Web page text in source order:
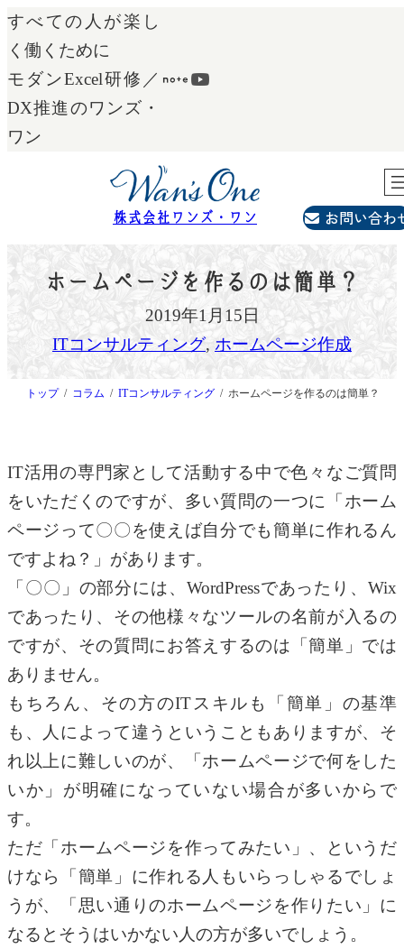
内
容
を
ス
キ
すべての人が楽し
く働くために
モダンExcel研修／
DX推進のワンズ・
ワン
株式会社ワンズ・ワン お問い合わ
ホームページを作るのは簡単？
2019年1月15日
ITコンサルティング, ホームページ作成
トップ コラム ITコンサルティング ホームページを作るのは簡単？
IT活用の専門家として活動する中で色々なご質問
をいただくのですが、多い質問の一つに「ホーム
ページって〇〇を使えば自分でも簡単に作れるん
ですよね？」があります。
「〇〇」の部分には、WordPressであったり、Wix
であったり、その他様々なツールの名前が入るの
ですが、その質問にお答えするのは「簡単」では
ありません。
もちろん、その方のITスキルも「簡単」の基準
も、人によって違うということもありますが、そ
れ以上に難しいのが、「ホームページで何をした
いか」が明確になっていない場合が多いからで
す。
ただ「ホームページを作ってみたい」、というだ
けなら「簡単」に作れる人もいらっしゃるでしょ
うが、「思い通りのホームページを作りたい」に
なるとそうはいかない人の方が多いでしょう。